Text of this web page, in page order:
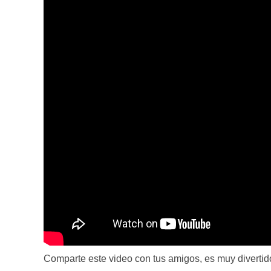
Comparte este video con tus amigos, es muy